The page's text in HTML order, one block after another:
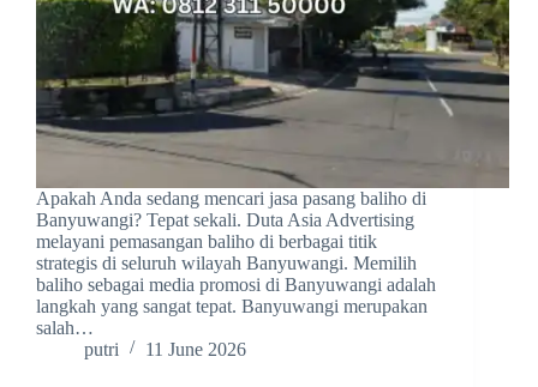
Apakah Anda sedang mencari jasa pasang baliho di
Banyuwangi? Tepat sekali. Duta Asia Advertising
melayani pemasangan baliho di berbagai titik
strategis di seluruh wilayah Banyuwangi. Memilih
baliho sebagai media promosi di Banyuwangi adalah
langkah yang sangat tepat. Banyuwangi merupakan
salah…
putri
11 June 2026